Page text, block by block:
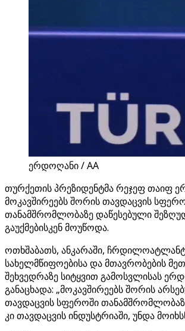
ერდოღანი / AA
თურქეთის პრეზიდენტმა რეჯეფ თაიფ
მოკავშირეებს შორის თავდაცვის
თანამშრომლობაზე დაწესებული
გაუქმებისკენ მოუწოდა.
ოთხშაბათს, ანკარაში,
სახელმწიფოებისა და მთავრობების
შეხვედრაზე სიტყვით გამოსვლისას
განაცხადა: „მოკავშირეებს შორის
თავდაცვის სფეროში
კი თავდაცვის ინდუსტრიაში, უნდა